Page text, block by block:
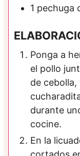
1 pechuga
Ponga a
el pollo
de cebolla,
durante
cocine.
En la